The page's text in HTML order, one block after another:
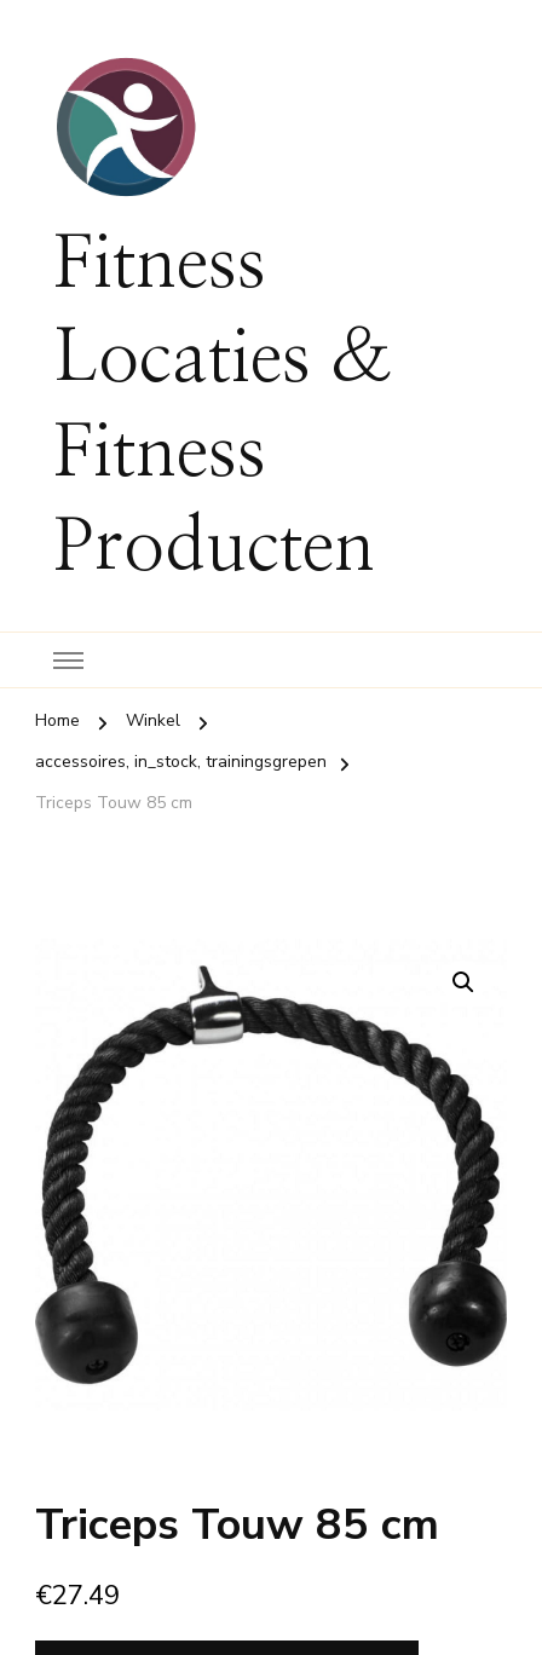
Fitness
Locaties &
Fitness
Producten
Home
Winkel
accessoires, in_stock, trainingsgrepen
Triceps Touw 85 cm
Triceps Touw 85 cm
€27.49